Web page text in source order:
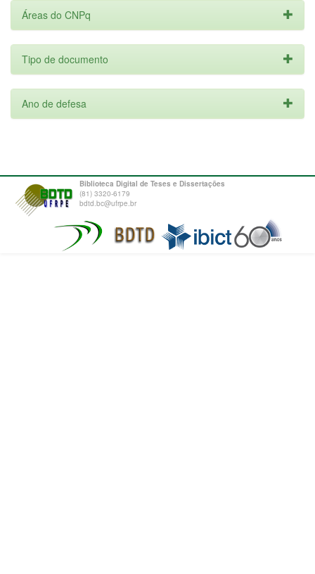
Áreas do CNPq
Tipo de documento
Ano de defesa
Biblioteca Digital de Teses e Dissertações
(81) 3320-6179
bdtd.bc@ufrpe.br